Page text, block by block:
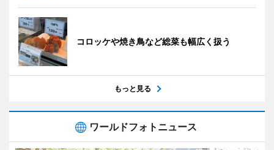
コロッケや焼き鳥など総菜も幅広く扱う
もっと見る
ワールドフォトニュース